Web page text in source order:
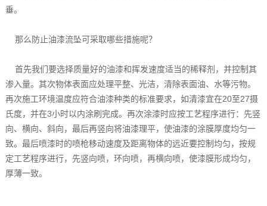
垂。
那么防止油漆流坠可采取哪些措施呢？
首先我们要选择质量好的油漆和挥发速度适当的稀释剂，并控制其
渗入量。其次物体表面应处理平整、光洁，清除表面油、水等污物。
再次施工环境温度应符合油漆种类的标准要求，如清漆宜在20至27摄
氏度，并在3小时以内涂刷完成。再次涂漆时应按工艺程序进行：先竖
向、横向、斜向，最后再竖向将油漆理平，使油漆的涂膜厚度均匀一
致。最后喷漆时的喷枪移动速度及距离物体的远近要控制均匀，按规
定工艺程序进行，先竖向喷，环向喷，再横向喷，使漆膜形成均匀，
厚薄一致。